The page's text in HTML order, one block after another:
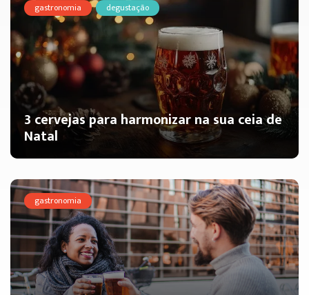
gastronomia degustação
3 cervejas para harmonizar na sua ceia de
Natal
gastronomia